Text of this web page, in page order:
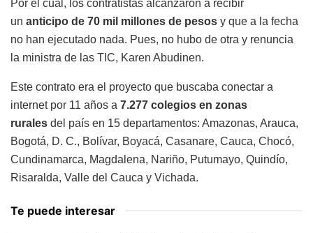
Por el cual, los contratistas alcanzaron a recibir
un anticipo de 70 mil millones de pesos y que a la fecha
no han ejecutado nada. Pues, no hubo de otra y renuncia
la ministra de las TIC, Karen Abudinen.
Este contrato era el proyecto que buscaba conectar a
internet por 11 años a 7.277 colegios en zonas
rurales del país en 15 departamentos: Amazonas, Arauca,
Bogotá, D. C., Bolívar, Boyacá, Casanare, Cauca, Chocó,
Cundinamarca, Magdalena, Nariño, Putumayo, Quindío,
Risaralda, Valle del Cauca y Vichada.
Te puede interesar